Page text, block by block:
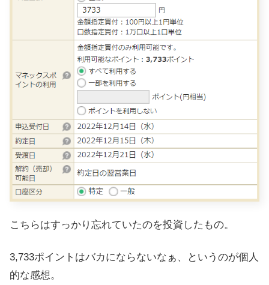
こちらはすっかり忘れていたのを投資したもの。
3,733ポイントはバカにならないなぁ、というのが個人
的な感想。